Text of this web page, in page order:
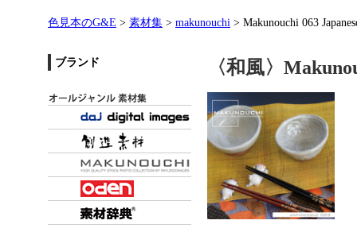
色見本のG&E > 素材集 > makunouchi > Makunouchi 063
ブランド 〈和風〉